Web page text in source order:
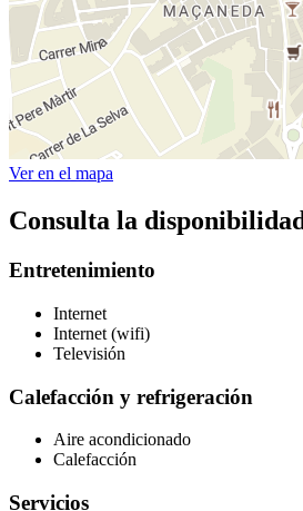
Ver en el mapa
Consulta la disponibilidad
Entretenimiento
Internet
Internet (wifi)
Televisión
Calefacción y refrigeración
Aire acondicionado
Calefacción
Servicios